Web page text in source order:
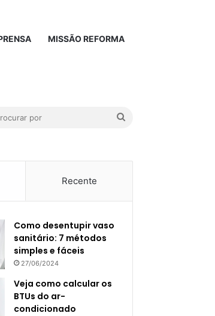
MISSÃO REFORMA
Recente
Como desentupir vaso
sanitário: 7 métodos
simples e fáceis
27/06/2024
Veja como calcular os
BTUs do ar-
condicionado